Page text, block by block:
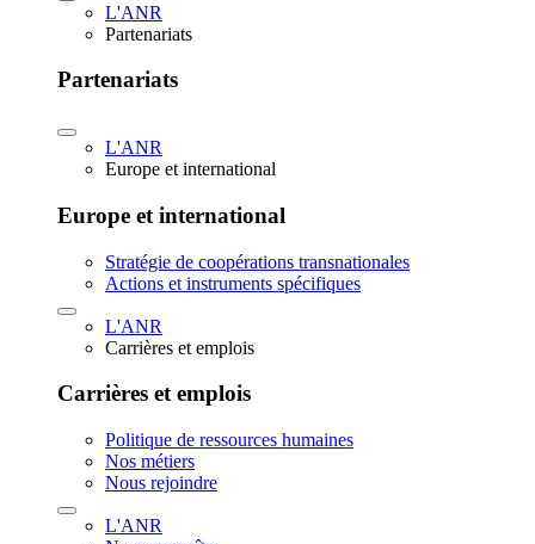
L'ANR
Partenariats
Partenariats
L'ANR
Europe et international
Europe et international
Stratégie de coopérations transnationales
Actions et instruments spécifiques
L'ANR
Carrières et emplois
Carrières et emplois
Politique de ressources humaines
Nos métiers
Nous rejoindre
L'ANR